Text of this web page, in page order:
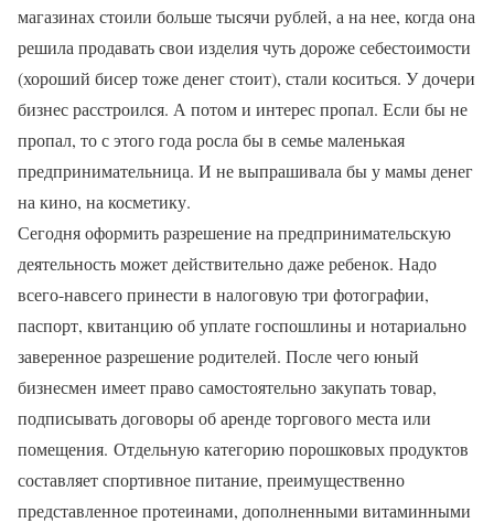
магазинах стоили больше тысячи рублей, а на нее, когда она
решила продавать свои изделия чуть дороже себестоимости
(хороший бисер тоже денег стоит), стали коситься. У дочери
бизнес расстроился. А потом и интерес пропал. Если бы не
пропал, то с этого года росла бы в семье маленькая
предпринимательница. И не выпрашивала бы у мамы денег
на кино, на косметику.
Сегодня оформить разрешение на предпринимательскую
деятельность может действительно даже ребенок. Надо
всего-навсего принести в налоговую три фотографии,
паспорт, квитанцию об уплате госпошлины и нотариально
заверенное разрешение родителей. После чего юный
бизнесмен имеет право самостоятельно закупать товар,
подписывать договоры об аренде торгового места или
помещения. Отдельную категорию порошковых продуктов
составляет спортивное питание, преимущественно
представленное протеинами, дополненными витаминными